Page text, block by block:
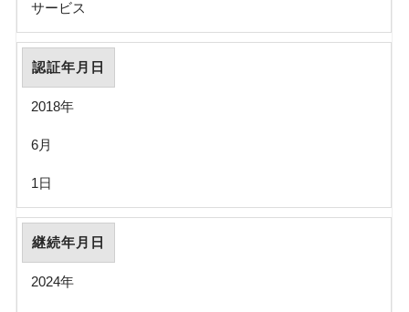
サービス
認証年月日
2018年
6月
1日
継続年月日
2024年